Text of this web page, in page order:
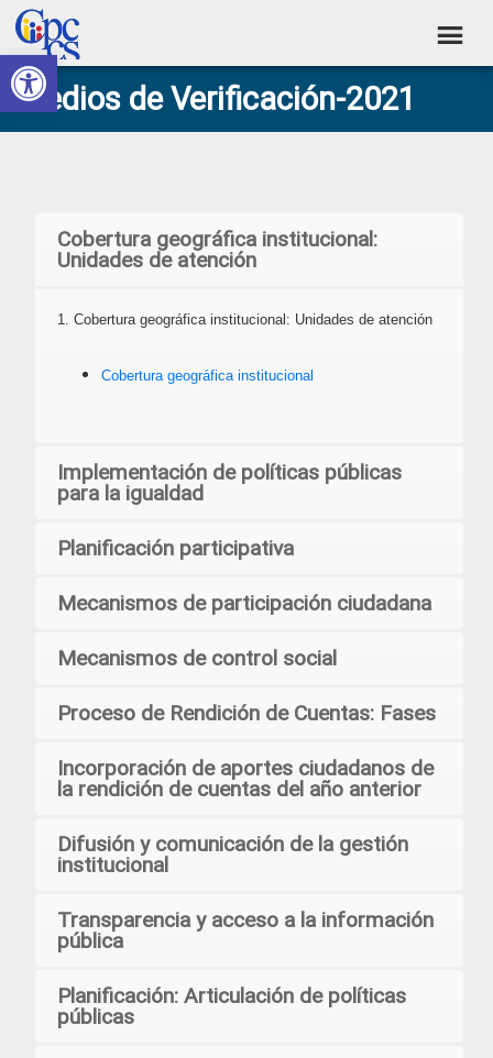
Abrir barra de herramientas
Skip
to
primary
navigation
Skip
to
main
content
Skip
to
primary
sidebar
Skip
to
footer
Consejo
de
Control
Construyendo
Poder
Ciudadano
Medios de Verificación-2021
Cobertura geográfica institucional:
Unidades de atención
1. Cobertura geográfica institucional: Unidades de atención
Cobertura geográfica institucional
Implementación de políticas públicas
para la igualdad
Planificación participativa
Mecanismos de participación ciudadana
Mecanismos de control social
Proceso de Rendición de Cuentas: Fases
Incorporación de aportes ciudadanos de
la rendición de cuentas del año anterior
Difusión y comunicación de la gestión
institucional
Transparencia y acceso a la información
pública
Planificación: Articulación de políticas
públicas